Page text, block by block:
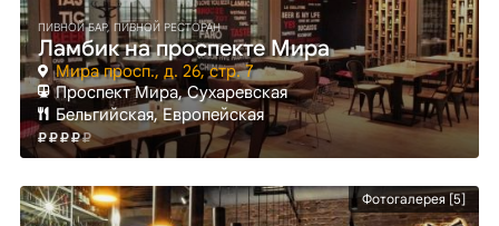
ПИВНОЙ БАР, ПИВНОЙ РЕСТОРАН
Ламбик на проспекте Мира
Мира просп., д. 26, стр. 7
Проспект Мира, Сухаревская
Бельгийская, Европейская
Фотогалерея [5]